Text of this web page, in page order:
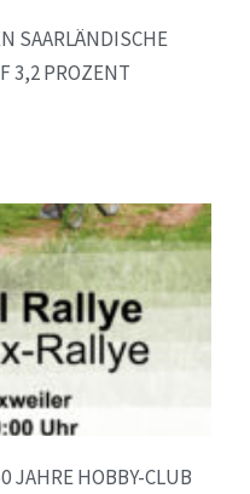
SAARLÄNDISCHE
3,2 PROZENT
JAHRE HOBBY-CLUB